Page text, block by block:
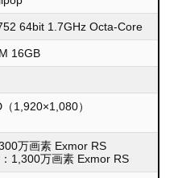
64bit 1.7GHz Octa-Core
16GB
1,920×1,080）
万画素 Exmor RS
1,300万画素 Exmor RS